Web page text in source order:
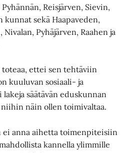
Reisjärven, Sievin,
kunnat sekä Haapaveden,
Nivalan, Pyhäjärven, Raahen ja
toteaa, ettei sen tehtäviin
kuuluvan sosiaali- ja
säätävän eduskunnan
niihin näin ollen toimivaltaa.
ei anna aihetta toimenpiteisiin
kannella ylimmille